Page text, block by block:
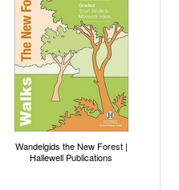
Wandelgids the New Forest |
Hallewell Publications